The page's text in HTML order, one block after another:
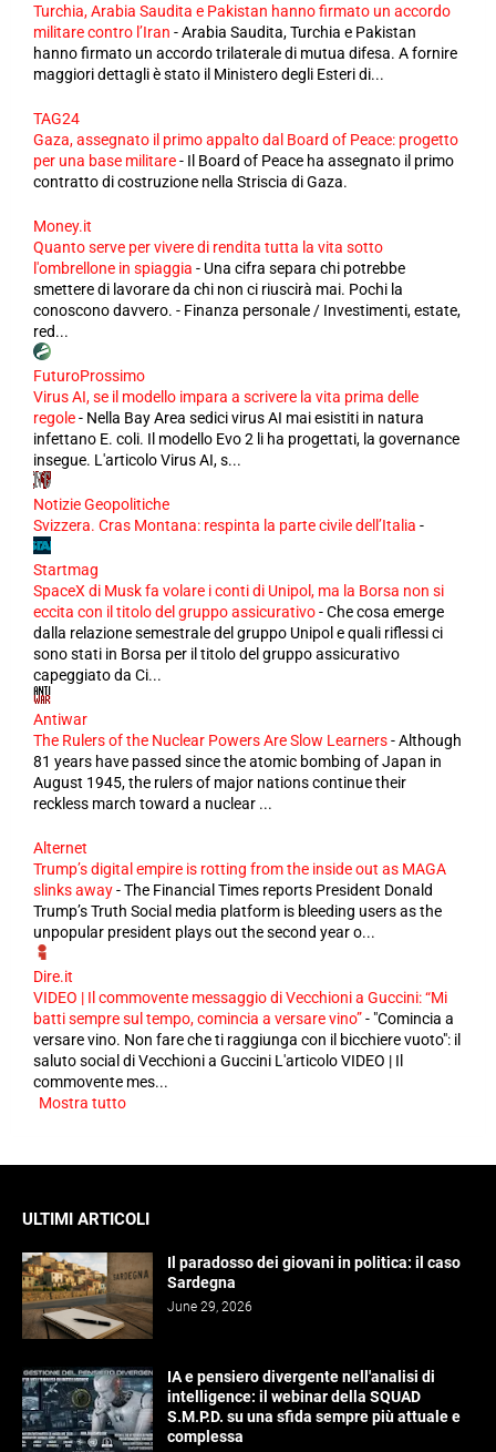
Turchia, Arabia Saudita e Pakistan hanno firmato un accordo
militare contro l’Iran -Arabia Saudita, Turchia e Pakistan
hanno firmato un accordo trilaterale di mutua difesa. A fornire
maggiori dettagli è stato il Ministero degli Esteri di...
TAG24
Gaza, assegnato il primo appalto dal Board of Peace: progetto
per una base militare- Il Board of Peace ha assegnato il primo
contratto di costruzione nella Striscia di Gaza.
Money.it
Quanto serve per vivere di rendita tutta la vita sotto
l'ombrellone in spiaggia - Una cifra separa chi potrebbe
smettere di lavorare da chi non ci riuscirà mai. Pochi la
conoscono davvero. - Finanza personale / Investimenti, estate,
red...
FuturoProssimo
Virus AI, se il modello impara a scrivere la vita prima delle
regole- Nella Bay Area sedici virus AI mai esistiti in natura
infettano E. coli. Il modello Evo 2 li ha progettati, la governance
insegue. L'articolo Virus AI, s...
Notizie Geopolitiche
Svizzera. Cras Montana: respinta la parte civile dell’Italia -
Startmag
SpaceX di Musk fa volare i conti di Unipol, ma la Borsa non si
eccita con il titolo del gruppo assicurativo-Che cosa emerge
dalla relazione semestrale del gruppo Unipol e quali riflessi ci
sono stati in Borsa per il titolo del gruppo assicurativo
capeggiato da Ci...
Antiwar
The Rulers of the Nuclear Powers Are Slow Learners-Although
81 years have passed since the atomic bombing of Japan in
August 1945, the rulers of major nations continue their
reckless march toward a nuclear ...
Alternet
Trump’s digital empire is rotting from the inside out as MAGA
slinks away-The Financial Times reports President Donald
Trump’s Truth Social media platform is bleeding users as the
unpopular president plays out the second year o...
Dire.it
VIDEO | Il commovente messaggio di Vecchioni a Guccini: “Mi
batti sempre sul tempo, comincia a versare vino”- "Comincia a
versare vino. Non fare che ti raggiunga con il bicchiere vuoto": il
saluto social di Vecchioni a Guccini L'articolo VIDEO | Il
commovente mes...
Mostra tutto
ULTIMI ARTICOLI
Il paradosso dei giovani in politica: il caso
Sardegna
June 29, 2026
IA e pensiero divergente nell'analisi di
intelligence: il webinar della SQUAD
S.M.P.D. su una sfida sempre più attuale e
complessa